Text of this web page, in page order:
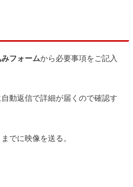
フォームから必要事項をご記入
動返信で詳細が届くので確認す
でに映像を送る。